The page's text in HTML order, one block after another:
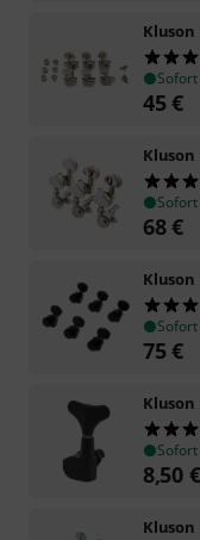
Kluson
45€
Kluson
68€
Kluson
75€
Kluson
8,50 €
Kluson